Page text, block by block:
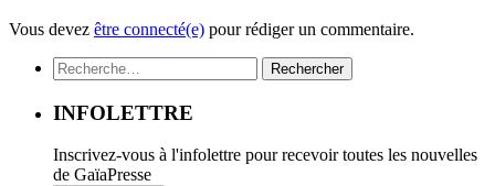
Vous devez être connecté(e) pour rédiger un commentaire.
Rechercher :
INFOLETTRE
Inscrivez-vous à l'infolettre pour recevoir toutes les nouvelles
de GaïaPresse